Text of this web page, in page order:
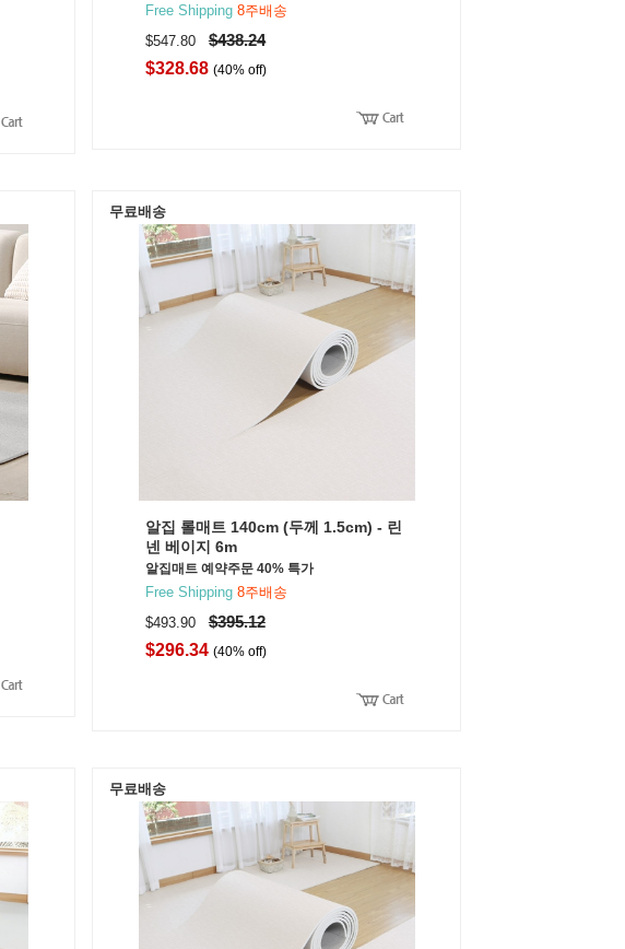
Free Shipping 8주배송
$547.80$438.24
$328.68 (40% off)
무료배송
알집 롤매트 140cm (두께 1.5cm) - 린
넨 베이지 6m
알집매트 예약주문 40% 특가
Free Shipping 8주배송
$493.90$395.12
$296.34 (40% off)
무료배송